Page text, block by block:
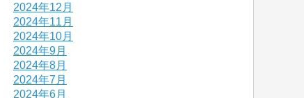
2024年12月
2024年11月
2024年10月
2024年9月
2024年8月
2024年7月
2024年6月